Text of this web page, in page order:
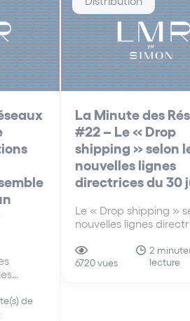
tirée
de
La Minute des
#22 – Le « Drop
shipping » selon
nouvelles lignes
directrices du 30
Le « Drop shipping »
nouvelles lignes
anciennes lignes
de 2010, les nouvelles
6720 vues
2
lecture